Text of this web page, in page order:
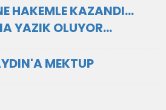
HAKEMLE KAZANDI...
YAZIK OLUYOR...
MEKTUP